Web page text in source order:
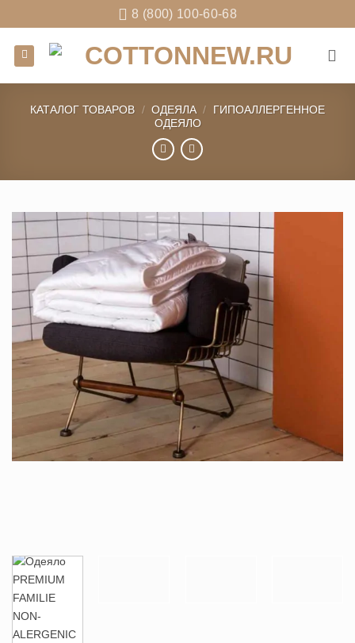
to
content
8 (800) 100-60-68
КАТАЛОГ ТОВАРОВ / ОДЕЯЛА /
ГИПОАЛЛЕРГЕННОЕ
ОДЕЯЛО